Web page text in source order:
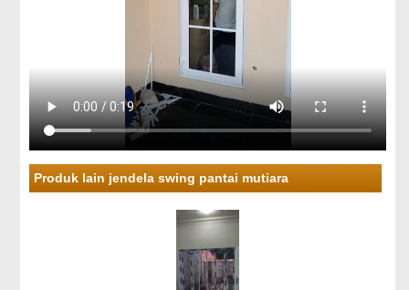
Produk lain jendela swing pantai mutiara